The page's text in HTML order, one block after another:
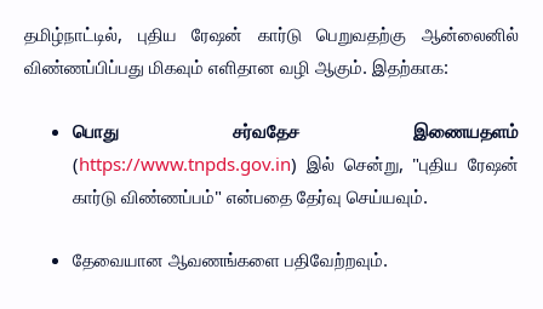
தமிழ்நாட்டில், புதிய ரேஷன் கார்டு பெறுவதற்கு ஆன்லைனில்
விண்ணப்பிப்பது மிகவும் எளிதான வழி ஆகும். இதற்காக:
பொது சர்வதேச இணையதளம்
(https://www.tnpds.gov.in) இல் சென்று, "புதிய ரேஷன்
கார்டு விண்ணப்பம்" என்பதை தேர்வு செய்யவும்.
தேவையான ஆவணங்களை பதிவேற்றவும்.